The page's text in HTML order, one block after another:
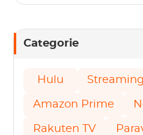
Categorie
Hulu Streaming
Amazon Prime
Rakuten TV